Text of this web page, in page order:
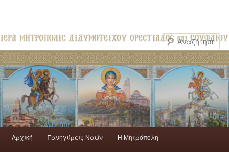
Αρχική Πανηγύρεις Ναών H Mητρόπολη